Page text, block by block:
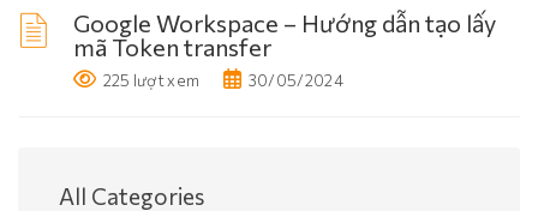
Google Workspace – Hướng dẫn tạo lấy
mã Token transfer
225 lượt xem 30/05/2024
All Categories